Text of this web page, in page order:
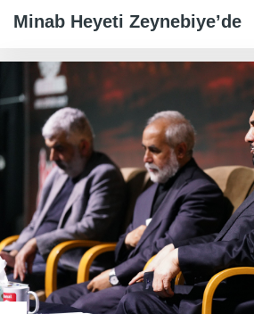
Minab Heyeti Zeynebiye’de